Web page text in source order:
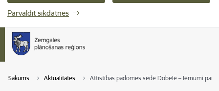
Pārvaldīt sīkdatnes
Sākums Aktualitātes Attīstības padomes sēdē Dobelē – lēmumi par